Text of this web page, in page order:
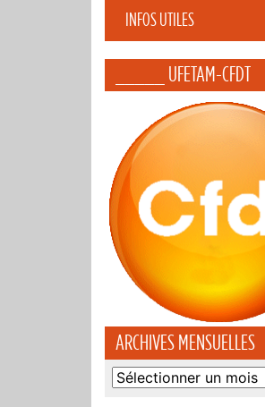
INFOS UTILES
_____ UFETAM-CFDT
ARCHIVES MENSUELLES
Archives